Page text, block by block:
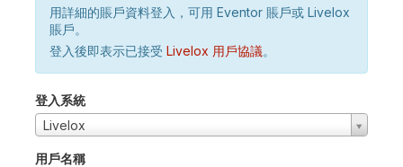
用詳細的賬戶資料登入，可用 Eventor 賬戶或 Livelox
賬戶。
登入後即表示已接受 Livelox 用戶協議。
登入系統
Livelox
用戶名稱